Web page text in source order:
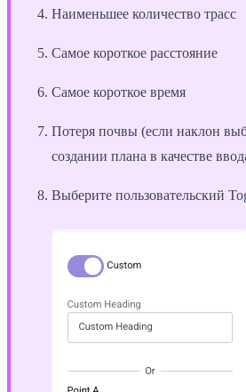
Наименьшее количество трасс
Самое короткое расстояние
Самое короткое время
Потеря почвы (если наклон
создании плана в качестве
Выберите пользовательский